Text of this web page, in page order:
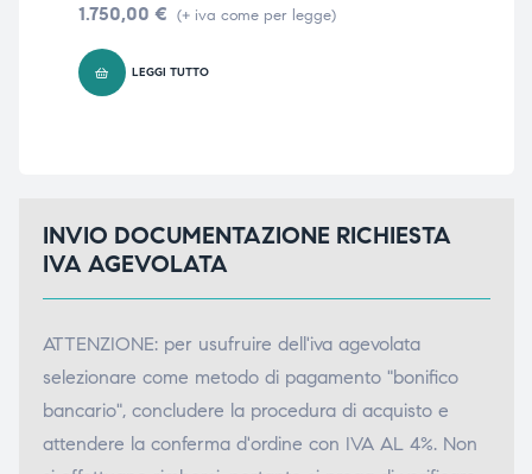
1.750,00 € (+ iva come per legge)
LEGGI TUTTO
INVIO DOCUMENTAZIONE RICHIESTA
IVA AGEVOLATA
ATTENZIONE: per usufruire dell'iva agevolata
selezionare come metodo di pagamento "bonifico
bancario", concludere la procedura di acquisto e
attendere la conferma d'ordine con IVA AL 4%. Non